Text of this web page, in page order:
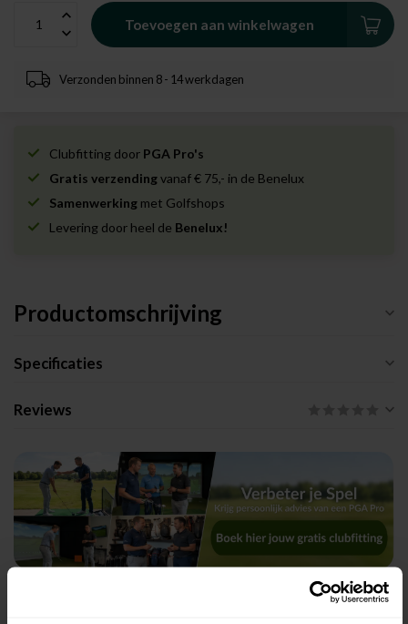
Toevoegen aan winkelwagen
Verzonden binnen 8 - 14 werkdagen
Clubfitting door PGA Pro's
Gratis verzendingvanaf € 75,- in de Benelux
Samenwerking met Golfshops
Levering door heel de Benelux!
Productomschrijving
Specificaties
Reviews